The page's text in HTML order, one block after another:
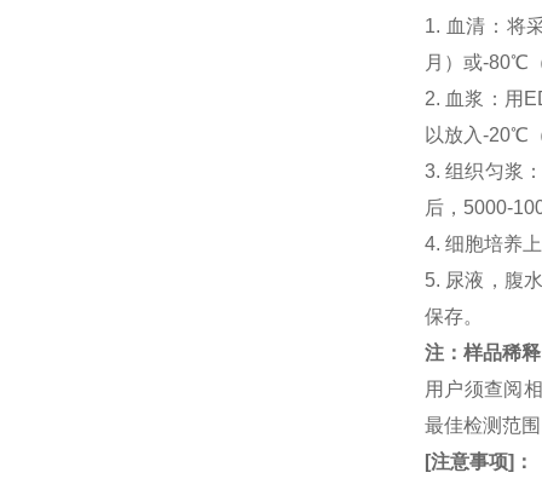
1. 血清：将
月）或-80℃
2. 血浆：用
以放入-20℃
3. 组织匀浆
后，5000-
4. 细胞培养
5. 尿液，腹
保存。
注：样品稀
用户须查阅
最佳检测范
[注意事项] ：